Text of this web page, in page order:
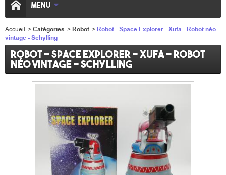
MENU
Accueil >Catégories >Robot > Robot - Space Explorer - Xufa - Robot néo
vintage - Schylling
Robot - Space Explorer - Xufa - Robot
néo vintage - Schylling